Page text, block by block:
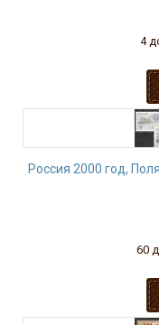
4
Россия 2000 год,
60